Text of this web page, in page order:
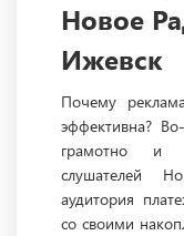
Новое
Ижевск
Почему
эффективна?
грамотно и
слушателей
аудитория
со своими